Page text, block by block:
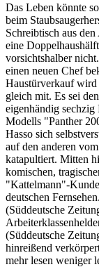
Das Leben könnte
beim
Schreibtisch aus
eine
vorsichtshalber
einen neuen Chef
Haustürverkauf wird
gleich mit. Es sei
eigenhändig
Modells "Panther
Hasso sich
auf den anderen
katapultiert. Mitten
komischen,
"Kattelmann"-
deutschen
(Süddeutsche
(Süddeutsche
hinreißend
mehr lesen weniger